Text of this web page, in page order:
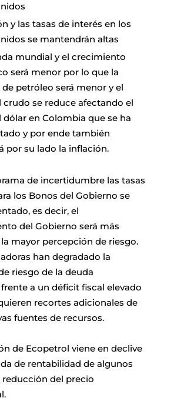
y las tasas de interés en los
se mantendrán altas
mundial y el crecimiento
será menor por lo que la
petróleo será menor y el
crudo se reduce afectando el
dólar en Colombia que se ha
y por ende también
por su lado la inflación.
de incertidumbre las tasas
los Bonos del Gobierno se
es decir, el
del Gobierno será más
mayor percepción de riesgo.
han degradado la
riesgo de la deuda
a un déficit fiscal elevado
recortes adicionales de
fuentes de recursos.
de Ecopetrol viene en declive
de rentabilidad de algunos
reducción del precio